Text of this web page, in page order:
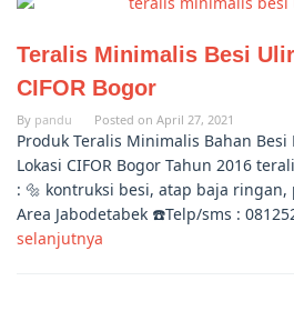
Teralis Minimalis Besi
CIFOR Bogor
By pandu Posted on April 27, 2021
Produk Teralis Minimalis Bahan Besi
Lokasi CIFOR Bogor Tahun 2016
: 🔩 kontruksi besi, atap baja
Area Jabodetabek ☎️Telp/sms :
selanjutnya